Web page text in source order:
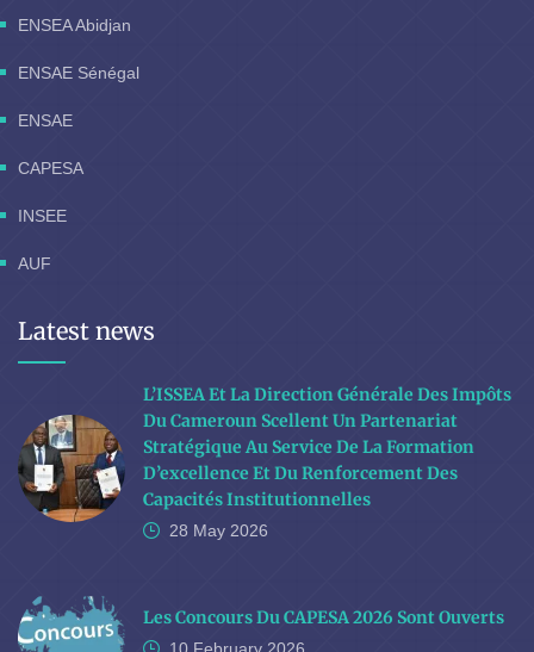
ENSEA Abidjan
ENSAE Sénégal
ENSAE
CAPESA
INSEE
AUF
Latest news
L’ISSEA Et La Direction Générale Des Impôts
Du Cameroun Scellent Un Partenariat
Stratégique Au Service De La Formation
D’excellence Et Du Renforcement Des
Capacités Institutionnelles
28 May 2026
Les Concours Du CAPESA 2026 Sont Ouverts